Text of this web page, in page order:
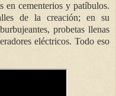
en cementerios y patíbulos.
de la creación; en su
probetas llenas
eléctricos. Todo eso